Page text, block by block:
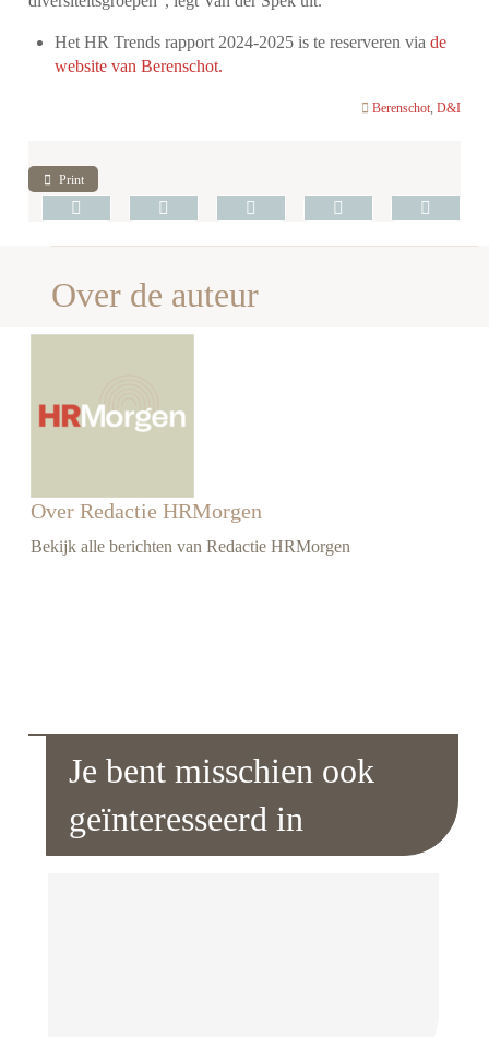
Het HR Trends rapport 2024-2025 is te reserveren viade
website van Berenschot.
Berenschot, D&I
Print
Over de auteur
Over Redactie HRMorgen
Bekijk alle berichten van Redactie HRMorgen
Je bent misschien ook
geïnteresseerd in